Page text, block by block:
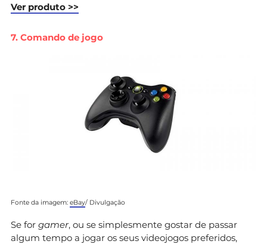
Ver produto >>
7. Comando de jogo
Fonte da imagem: eBay/ Divulgação
Se for gamer, ou se simplesmente gostar de passar
algum tempo a jogar os seus videojogos preferidos,